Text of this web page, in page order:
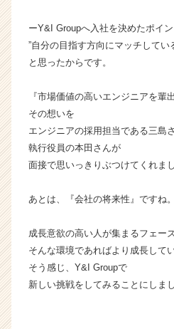
ン】
ャ
成
長
業
ら
カ
ウ
ト
届
ーY&I Groupへ入社を決めたポイン
”自分の目指す方向にマッチしてい
と思ったからです。
『市場価値の高いエンジニアを輩
その想いを
エンジニアの採用担当である三島
執行役員の本田さんが
面接で思いっきりぶつけてくれまし
あとは、『会社の将来性』ですね。
成長意欲の高い人が集まるフェー
そんな環境であればより成長して
そう感じ、Y&I Groupで
新しい挑戦をしてみることにしまし